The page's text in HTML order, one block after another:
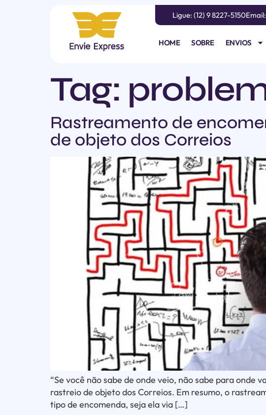
Ligue: (12) 9 8227-5150
HOME SOBRE ENVIOS
Tag:
Rastreamento de
de objeto dos Correios
“Se você não sabe de onde veio, não sabe para onde
rastreio de objeto dos Correios. Em resumo, o
tipo de encomenda, seja ela via […]